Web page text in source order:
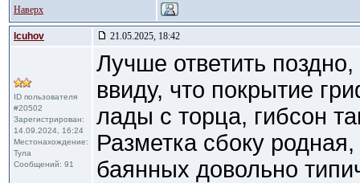
Наверх
lcuhov 21.05.2025, 18:42
ID пользователя
#20502
Зарегистрирован:
14.09.2024, 16:24
Местонахождение:
Тула
Сообщений: 91
Лучше ответить
ввиду, что покрытие
лады с торца, гибсон
Разметка сбоку
баянных довольно